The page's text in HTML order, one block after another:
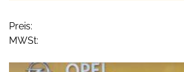
Preis:
MWSt: